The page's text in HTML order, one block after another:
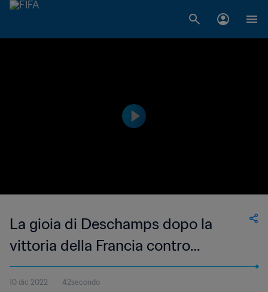
La gioia di Deschamps dopo la
vittoria della Francia contro
l'Inghilterra
10 dic 2022 42secondo